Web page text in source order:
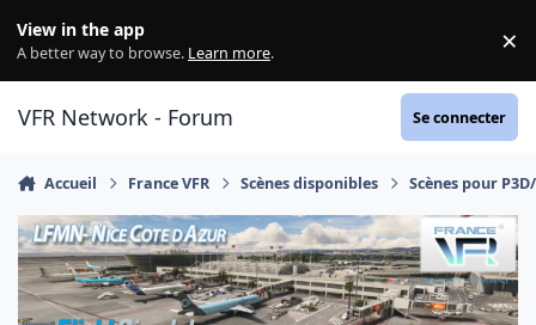
View in the app
A better way to browse. Learn more. ×
VFR Network - Forum Se connecter
Accueil France VFR Scènes disponibles Scènes pour